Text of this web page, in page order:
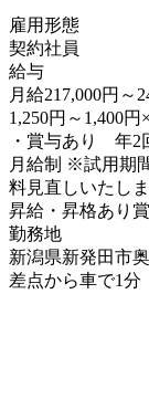
雇用形態
契約社員
給与
月給217,000円～
1,250円～1,400
・賞与あり 年2
月給制 ※試用期
料見直しいたしま
昇給・昇格あり
勤務地
新潟県新発田市
差点から車で1分